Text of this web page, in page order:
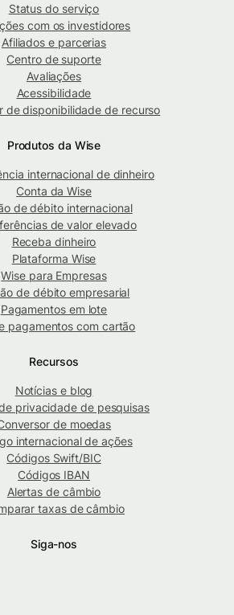
Status do serviço
com os investidores
Afiliados e parcerias
Centro de suporte
Avaliações
Acessibilidade
de disponibilidade de recurso
Produtos da Wise
internacional de dinheiro
Conta da Wise
de débito internacional
de valor elevado
Receba dinheiro
Plataforma Wise
Wise para Empresas
de débito empresarial
Pagamentos em lote
pagamentos com cartão
Recursos
Notícias e blog
privacidade de pesquisas
de moedas
internacional de ações
Códigos Swift/BIC
Códigos IBAN
Alertas de câmbio
taxas de câmbio
Siga-nos